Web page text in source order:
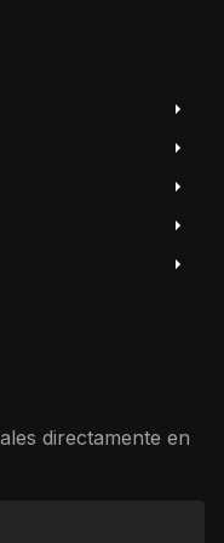
directamente en